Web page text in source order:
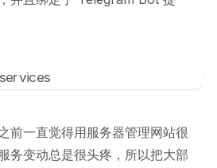
前一直觉得用服务器管理网站很
务变动总是很头疼，所以把大部